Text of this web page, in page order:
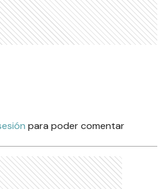
para poder comentar